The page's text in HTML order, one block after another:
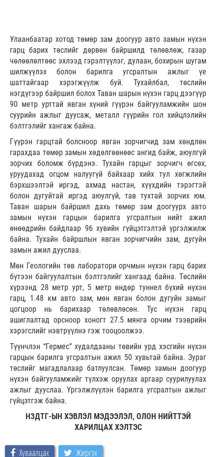
Улаанбаатар хотод төмөр зам доогуур авто замын нүхэн
гарц барих төслийг дөрвөн байршилд төлөвлөж, газар
чөлөөлөлтөөс эхлээд гэрэлтүүлэг, дулаан, бохирын шугам
шилжүүлэх болон барилга угсралтын ажлыг үе
шаттайгаар хэрэгжүүлж буй. Тухайлбал, төслийн
нэгдүгээр байршил болох Таван шарын нүхэн гарц дээгүүр
90 метр урттай явган хүний гүүрэн байгууламжийн шон
суурийн ажлыг дуусаж, металл гүүрийн гол хийцлэлийн
бэлтгэлийг хангаж байна.
Гүүрэн гарцтай болсноор явган зорчигчид зам хөндлөн
гарахдаа төмөр замын хөдөлгөөнөөс ангид байж, аюулгүй
зорчих боломж бүрдэнэ. Тухайн гарцыг зорчигч өгсөх,
уруудахад огцом налуугүй байхаар хийх тул хөгжлийн
бэрхшээлтэй иргэд, ахмад настан, хүүхдийн тэрэгтэй
болон дугуйтай иргэд аюулгүй, тав тухтай зорчих юм.
Таван шарын байршил дахь төмөр зам доогуурх авто
замын нүхэн гарцын барилга угсралтын нийт ажил
өнөөдрийн байдлаар 96 хувийн гүйцэтгэлтэй үргэлжилж
байна. Тухайн байршлын явган зорчигчийн зам, дугуйн
замын ажил дууслаа.
Мөн Геологийн төв лаборатори орчмын нүхэн гарц барих
бүтээн байгуулалтын бэлтгэлийг хангаад байна. Төслийн
хүрээнд 28 метр урт, 5 метр өндөр туннел бүхий нүхэн
гарц, 1.48 км авто зам, мөн явган болон дугуйн замыг
цогцоор нь барихаар төлөвлөсөн. Тус нүхэн гарц
ашиглалтад орсноор хоногт 27.5 мянга орчим тээврийн
хэрэгслийг нэвтрүүлнэ гэж тооцоолжээ.
Түүнчлэн “Гермес” худалдааны төвийн урд хэсгийн нүхэн
гарцын барилга угсралтын ажил 50 хувьтай байна. Зураг
төслийг магадлалаар батлуулсан. Төмөр замын доогуур
нүхэн байгууламжийг түлхэж оруулах аргаар суурилуулах
ажлыг дууслаа. Үргэлжлүүлэн барилга угсралтын ажлыг
гүйцэтгэж байна.
НЗДТГ-ЫН ХЭВЛЭЛ МЭДЭЭЛЭЛ, ОЛОН НИЙТТЭЙ
ХАРИЛЦАХ ХЭЛТЭС
Хуваалцах Жиргэх